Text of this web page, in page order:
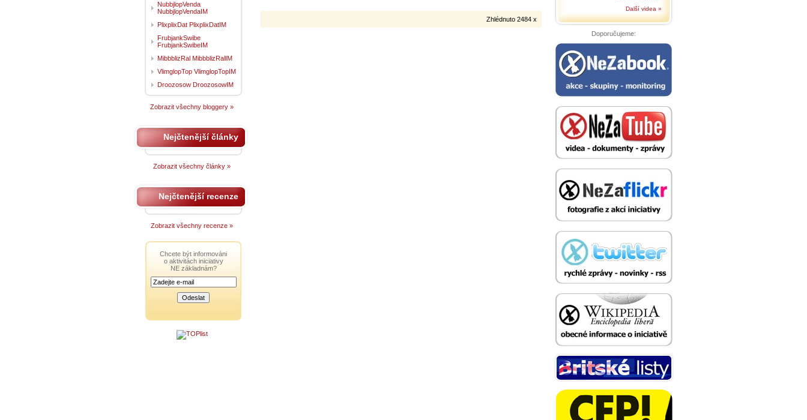
Zhlédnuto 2484 x
NubbjlopVenda
NubbjlopVendaIM
PlixplixDat PlixplixDatIM
FrubjankSwibe
FrubjankSwibeIM
MibbblizRal MibbblizRalIM
VlimglopTop VlimglopTopIM
Droozosow DroozosowIM
Zobrazit všechny bloggery »
Nejčtenější články
Zobrazit všechny články »
Nejčtenější recenze
Zobrazit všechny recenze »
Chcete být informováni
o aktivitách iniciativy
NE základnám?
Další videa »
Doporučujeme: